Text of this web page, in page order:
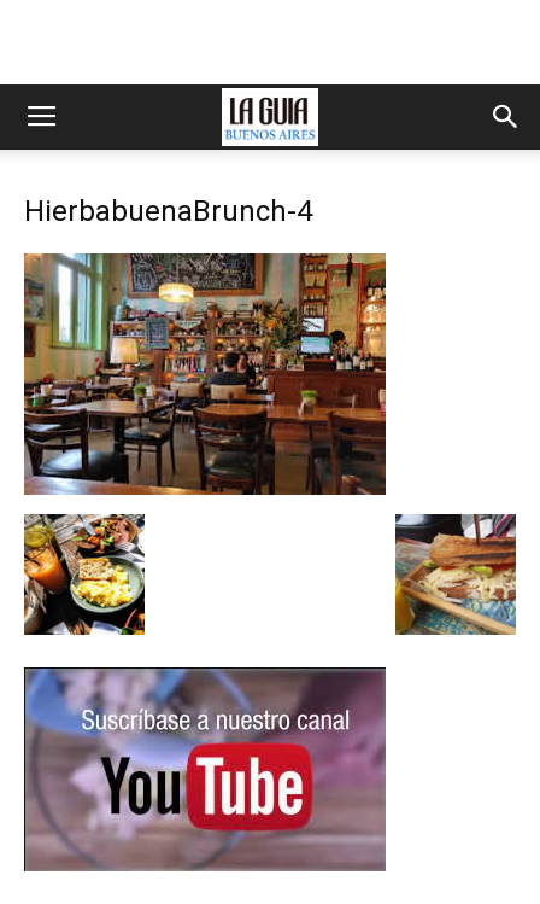
HierbabuenaBrunch-4